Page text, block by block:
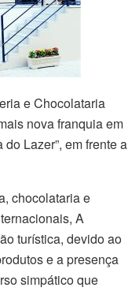
e Chocolataria
nova franquia em
Lazer”, em frente a
chocolataria e
A
turística, devido ao
e a presença
simpático que